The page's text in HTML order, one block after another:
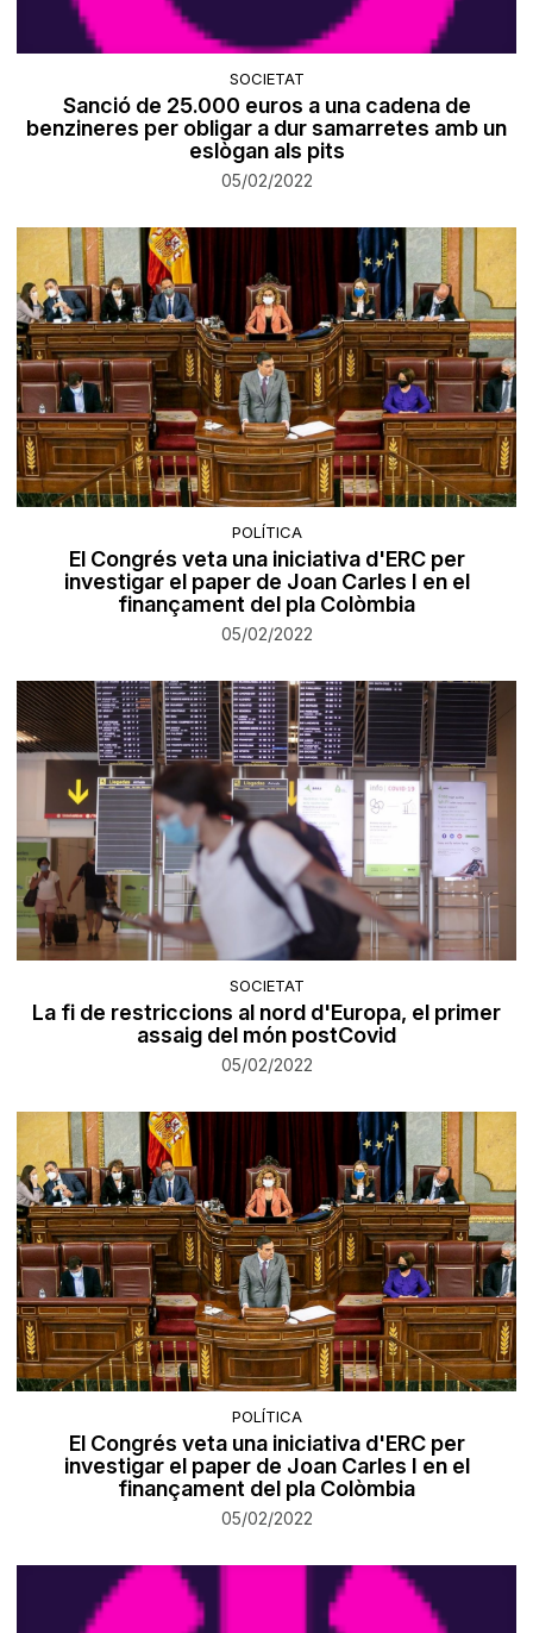
SOCIETAT
Sanció de 25.000 euros a una cadena de
benzineres per obligar a dur samarretes amb un
eslògan als pits
05/02/2022
POLÍTICA
El Congrés veta una iniciativa d'ERC per
investigar el paper de Joan Carles I en el
finançament del pla Colòmbia
05/02/2022
SOCIETAT
La fi de restriccions al nord d'Europa, el primer
assaig del món postCovid
05/02/2022
POLÍTICA
El Congrés veta una iniciativa d'ERC per
investigar el paper de Joan Carles I en el
finançament del pla Colòmbia
05/02/2022